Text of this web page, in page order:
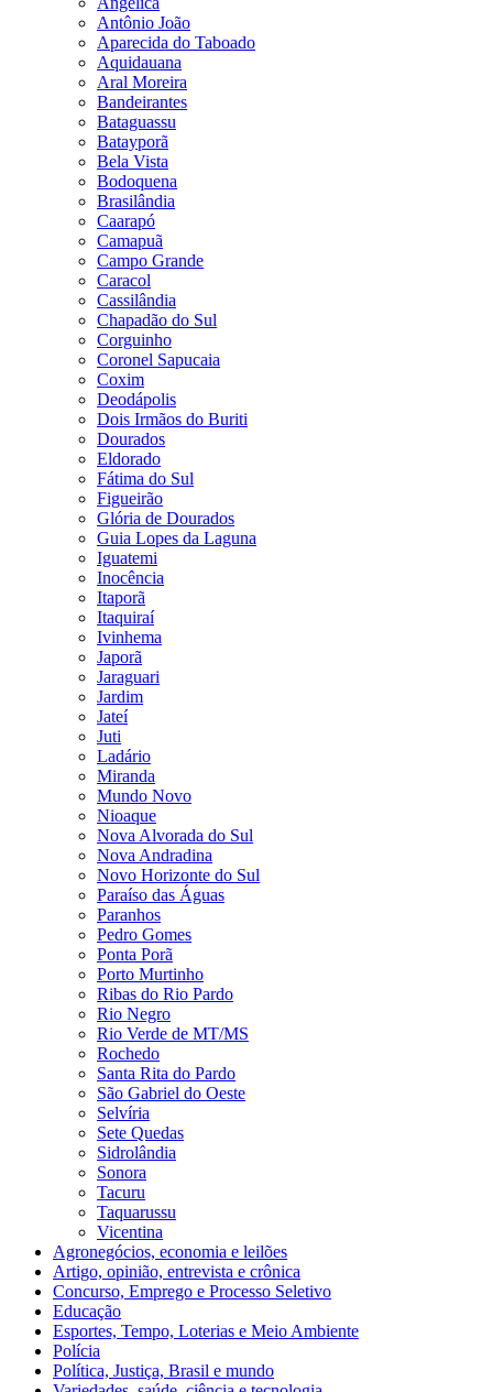
Antônio João
Aparecida do Taboado
Aquidauana
Aral Moreira
Bandeirantes
Bataguassu
Batayporã
Bela Vista
Bodoquena
Brasilândia
Caarapó
Camapuã
Campo Grande
Caracol
Cassilândia
Chapadão do Sul
Corguinho
Coronel Sapucaia
Coxim
Deodápolis
Dois Irmãos do Buriti
Dourados
Eldorado
Fátima do Sul
Figueirão
Glória de Dourados
Guia Lopes da Laguna
Iguatemi
Inocência
Itaporã
Itaquiraí
Ivinhema
Japorã
Jaraguari
Jardim
Jateí
Juti
Ladário
Miranda
Mundo Novo
Nioaque
Nova Alvorada do Sul
Nova Andradina
Novo Horizonte do Sul
Paraíso das Águas
Paranhos
Pedro Gomes
Ponta Porã
Porto Murtinho
Ribas do Rio Pardo
Rio Negro
Rio Verde de MT/MS
Rochedo
Santa Rita do Pardo
São Gabriel do Oeste
Selvíria
Sete Quedas
Sidrolândia
Sonora
Tacuru
Taquarussu
Vicentina
Agronegócios, economia e leilões
Artigo, opinião, entrevista e crônica
Concurso, Emprego e Processo Seletivo
Educação
Esportes, Tempo, Loterias e Meio Ambiente
Polícia
Política, Justiça, Brasil e mundo